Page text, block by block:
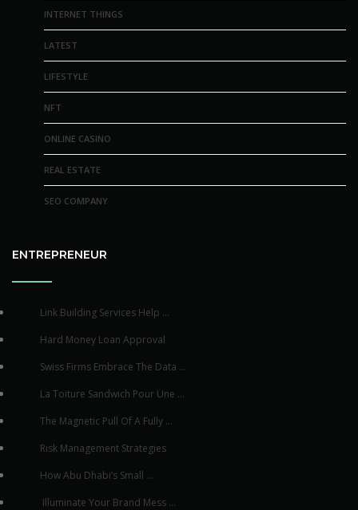
INTERNET THINGS
LATEST
LIFESTYLE
NFT
ONLINE CASINO
REAL ESTATE
SEO COMPANY
ENTREPRENEUR
Link Building Services Help ...
Hard Money Loan Approval
Swiss Firms Embrace The Data ...
La Toiture Sandwich Pour Une ...
The Magnetic Pull Of A Fully ...
Risk Management Strategies
How Abu Dhabi’s Small ...
Illuminate Your Brand Mess ...